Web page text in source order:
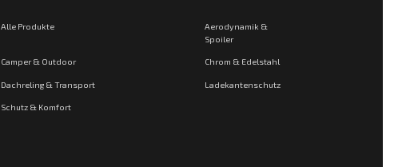
Alle Produkte
Aerodynamik &
Spoiler
Camper & Outdoor Chrom & Edelstahl
Dachreling & Transport Ladekantenschutz
Schutz & Komfort